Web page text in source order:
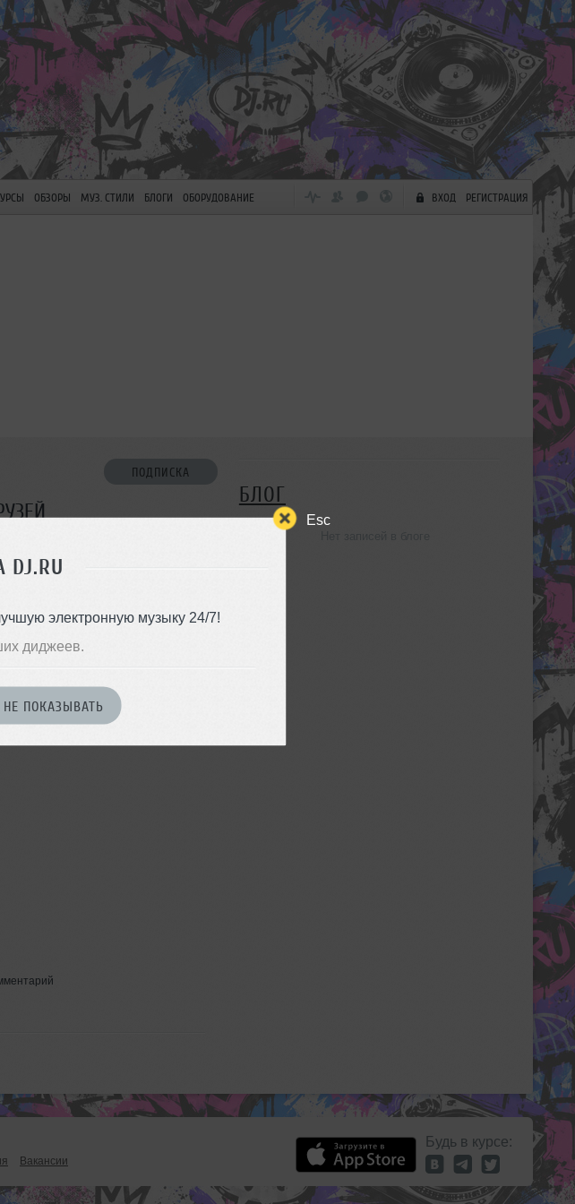
Esc
электронную музыку 24/7!
диджеев.
ПОКАЗЫВАТЬ
ОБЗОРЫ МУЗ. СТИЛИ БЛОГИ ОБОРУДОВАНИЕ ВХОД РЕГИСТРАЦИЯ
ПОДПИСКА
БЛОГ
Вакансии
Будь в курсе: